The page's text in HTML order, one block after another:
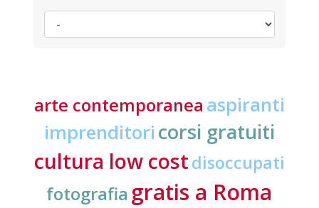
arte contemporanea aspiranti
imprenditori corsi gratuiti
cultura low costdisoccupati
fotografia gratis a Roma